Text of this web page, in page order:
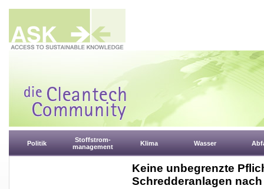
Politik
Stoffstrom-
management
Klima Wasser
Keine unbegrenzte
Schredderanlagen